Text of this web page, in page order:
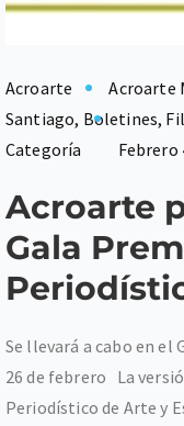
Acroarte Acroarte
Santiago, Boletines,
Categoría
Febrero
Acroarte
Gala
Se llevará a cabo en el
26 de febrero La
Periodístico de Arte y